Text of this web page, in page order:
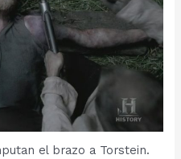
el brazo a Torstein.